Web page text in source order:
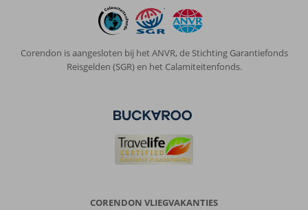
Corendon is aangesloten bij het ANVR, de Stichting Garantiefonds
Reisgelden (SGR) en het Calamiteitenfonds.
CORENDON VLIEGVAKANTIES